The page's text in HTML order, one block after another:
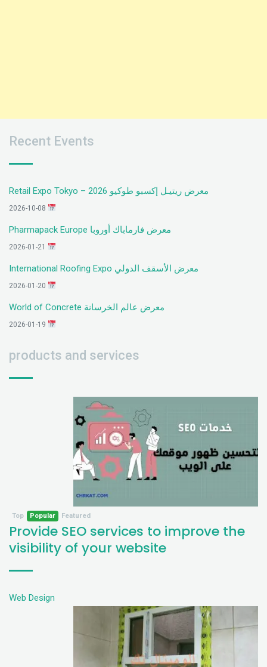
Recent Events
معرض ريتيـل إكسبو طوكيو 2026 – Retail Expo Tokyo
معرض فارماباك أوروبا Pharmapack Europe
معرض الأسقف الدولي International Roofing Expo
معرض عالم الخرسانة World of Concrete
products and services
Featured
Popular
Top
Provide SEO services to improve the
visibility of your website
Web Design